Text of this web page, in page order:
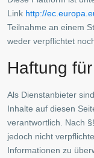
Link http://
Teilnahme an einem
weder verpflichtet
Haftung
Als Dienstanbieter
Inhalte auf diesen
verantwortlich. Nach
jedoch nicht
Informationen zu
Für Partner &
Tippgeber
PARTNERBEREICH